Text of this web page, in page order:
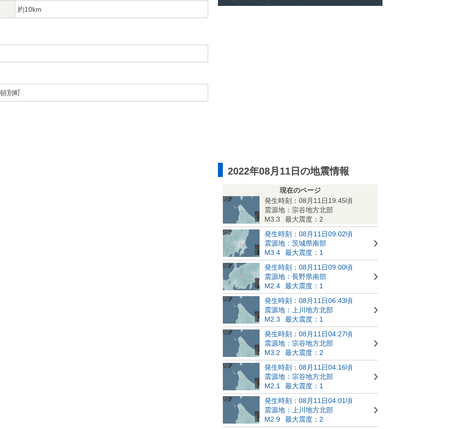
約10km
別町
2022年08月11日の地震情報
現在のページ
発生時刻：08月11日19:45頃
震源地：宗谷地方北部
M3.3
最大震度：2
発生時刻：08月11日09:02頃
震源地：茨城県南部
M3.4
最大震度：1
発生時刻：08月11日09:00頃
震源地：長野県南部
M2.4
最大震度：1
発生時刻：08月11日06:43頃
震源地：上川地方北部
M2.3
最大震度：1
発生時刻：08月11日04:27頃
震源地：宗谷地方北部
M3.2
最大震度：2
発生時刻：08月11日04:16頃
震源地：宗谷地方北部
M2.1
最大震度：1
発生時刻：08月11日04:01頃
震源地：上川地方北部
M2.9
最大震度：2